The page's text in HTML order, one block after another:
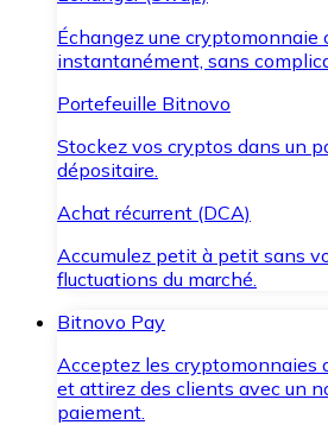
Échangez une cryptomonnaie
instantanément, sans
Portefeuille Bitnovo
Stockez vos cryptos dans un
dépositaire.
Achat récurrent (DCA)
Accumulez petit à petit sans
fluctuations du marché.
Bitnovo Pay
Acceptez les cryptomonnaies
et attirez des clients avec un
paiement.